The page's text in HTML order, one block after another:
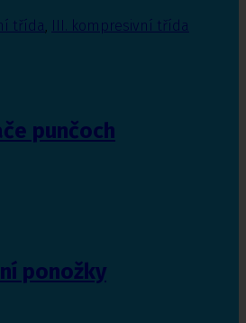
třída III. kompresivní třída
punčoch
ponožky